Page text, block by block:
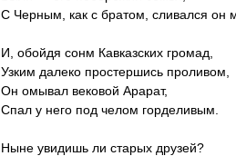
С Черным, как с братом, сливался он
И, обойдя сонм Кавказских громад,
Узким далеко простершись проливом,
Он омывал вековой Арарат,
Спал у него под челом горделивым.
Ныне увидишь ли старых друзей?